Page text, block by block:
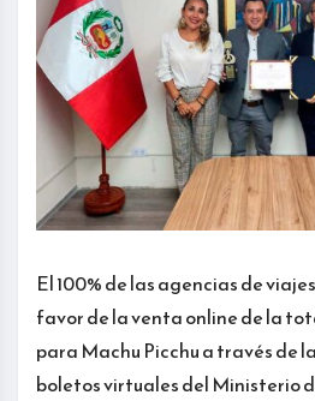
El 100% de las agencias de
favor de la venta online de la
para Machu Picchu a través de
boletos virtuales del Ministerio